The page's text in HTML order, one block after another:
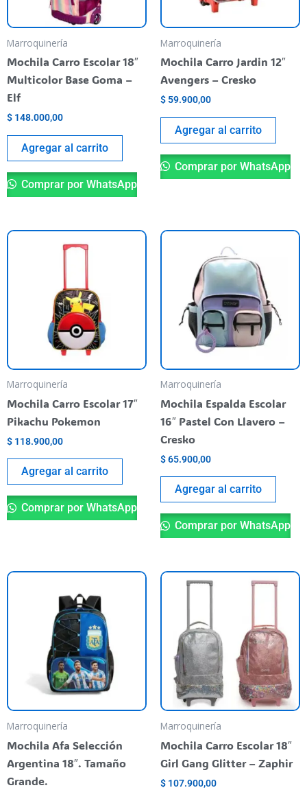
Marroquinería
Mochila Carro Escolar 18″
Multicolor Base Goma –
Elf
$ 148.000,00
Agregar al carrito
Comprar por WhatsApp
Marroquinería
Mochila Carro Jardin 12″
Avengers – Cresko
$ 59.900,00
Agregar al carrito
Comprar por WhatsApp
Marroquinería
Mochila Carro Escolar 17″
Pikachu Pokemon
$ 118.900,00
Agregar al carrito
Comprar por WhatsApp
Marroquinería
Mochila Espalda Escolar
16″ Pastel Con Llavero –
Cresko
$65.900,00
Agregar al carrito
Comprar por WhatsApp
Marroquinería
Mochila Afa Selección
Argentina 18″. Tamaño
Grande.
Marroquinería
Mochila Carro Escolar 18″
Girl Gang Glitter – Zaphir
$ 107.900,00
se